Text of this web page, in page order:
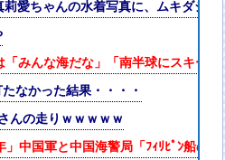
莉愛ちゃんの水着写真に、ムキダシ
みんな海だな」「南半球にスキー
なかった結果・・・・
んの走りｗｗｗｗｗ
」中国軍と中国海警局「ﾌｨﾘﾋﾟﾝ船の